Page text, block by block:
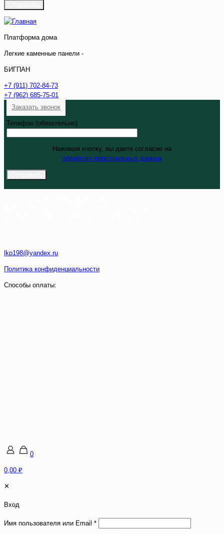
Платформа дома
Легкие каменные панели -
БИГПАН
+7 (911) 702-84-73
+7 (962) 685-75-01
Заказать звонок
Телефон (обязательно)
Нажимая кнопку, вы даете согласие на
обработку персональных данных
lkp198@yandex.ru
Политика конфиденциальности
Способы оплаты:
0
0,00 ₽
✕
Вход
Имя пользователя или Email *